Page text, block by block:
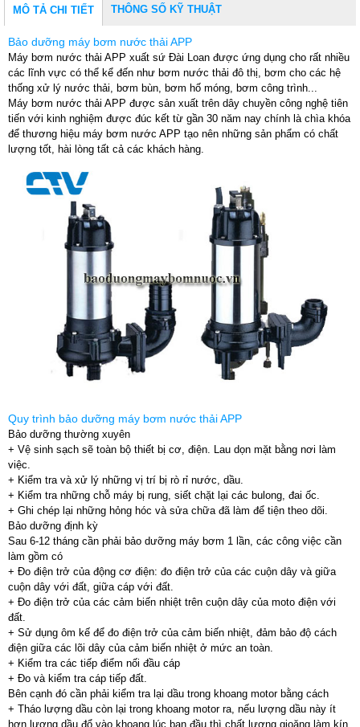
MÔ TẢ CHI TIẾT THÔNG SỐ KỸ THUẬT
Bảo dưỡng máy bơm nước thải APP
Máy bơm nước thải APP xuất sứ Đài Loan được ứng dụng cho rất nhiều
các lĩnh vực có thể kể đến như bơm nước thải đô thị, bơm cho các hệ
thống xử lý nước thải, bơm bùn, bơm hố móng, bơm công trình...
Máy bơm nước thải APP được sản xuất trên dây chuyền công nghệ tiên
tiến với kinh nghiệm được đúc kết từ gần 30 năm nay chính là chìa khóa
để thương hiệu máy bơm nước APP tạo nên những sản phẩm có chất
lượng tốt, hài lòng tất cả các khách hàng.
Quy trình bảo dưỡng máy bơm nước thải APP
Bảo dưỡng thường xuyên
+ Vệ sinh sạch sẽ toàn bộ thiết bị cơ, điện. Lau dọn mặt bằng nơi làm
việc.
+ Kiểm tra và xử lý những vị trí bị rò rỉ nước, dầu.
+ Kiểm tra những chỗ máy bị rung, siết chặt lại các bulong, đai ốc.
+ Ghi chép lại những hỏng hóc và sửa chữa đã làm để tiện theo dõi.
Bảo dưỡng định kỳ
Sau 6-12 tháng cần phải bảo dưỡng máy bơm 1 lần, các công việc cần
làm gồm có
+ Đo điện trở của động cơ điện: đo điện trở của các cuộn dây và giữa
cuộn dây với đất, giữa cáp với đất.
+ Đo điện trở của các cảm biến nhiệt trên cuộn dây của moto điện với
đất.
+ Sử dụng ôm kế để đo điện trở của cảm biến nhiệt, đảm bảo độ cách
điện giữa các lõi dây của cảm biến nhiệt ở mức an toàn.
+ Kiểm tra các tiếp điểm nối đầu cáp
+ Đo và kiểm tra cáp tiếp đất.
Bên cạnh đó cần phải kiểm tra lại dầu trong khoang motor bằng cách
+ Tháo lượng dầu còn lại trong khoang motor ra, nếu lượng dầu này ít
hơn lượng dầu đổ vào khoang lúc ban đầu thì chất lượng gioăng làm kín